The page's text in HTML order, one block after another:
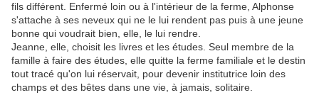
fils différent. Enfermé loin ou à l'intérieur de la ferme, Alphonse
s'attache à ses neveux qui ne le lui rendent pas puis à une jeune
bonne qui voudrait bien, elle, le lui rendre.
Jeanne, elle, choisit les livres et les études. Seul membre de la
famille à faire des études, elle quitte la ferme familiale et le destin
tout tracé qu'on lui réservait, pour devenir institutrice loin des
champs et des bêtes dans une vie, à jamais, solitaire.